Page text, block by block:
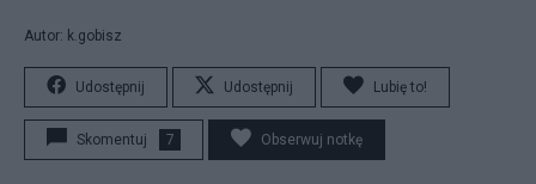
Autor: k.gobisz
Udostępnij Udostępnij Lubię to!
Skomentuj 7 Obserwuj notkę